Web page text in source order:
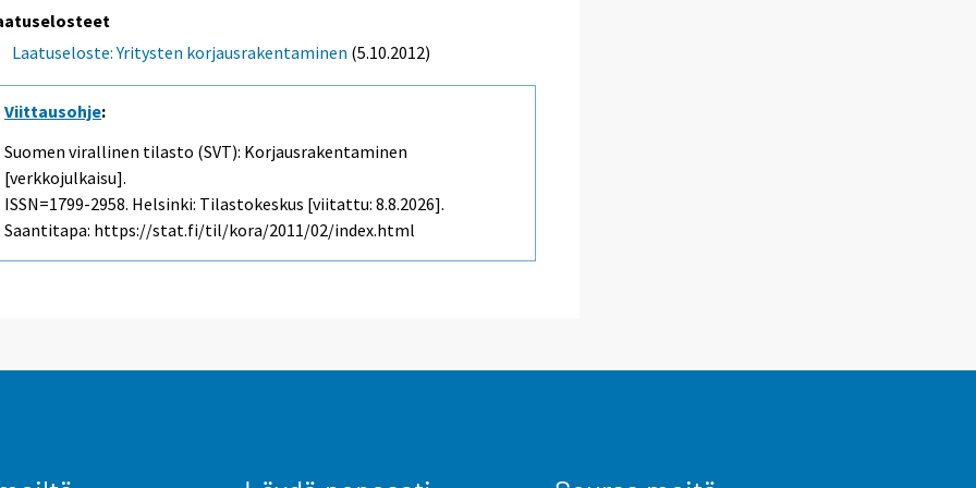
Laatuseloste: Yritysten korjausrakentaminen (5.10.2012)
Viittausohje:
Suomen virallinen tilasto (SVT): Korjausrakentaminen
[verkkojulkaisu].
ISSN=1799-2958. Helsinki: Tilastokeskus [viitattu: 8.8.2026].
Saantitapa: https://stat.fi/til/kora/2011/02/index.html